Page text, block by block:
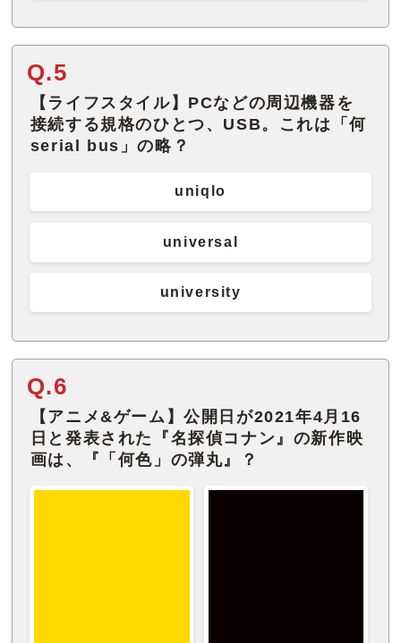
Q.5
【ライフスタイル】PCなどの周辺機器を
接続する規格のひとつ、USB。これは「何
serial bus」の略？
uniqlo
universal
university
Q.6
【アニメ&ゲーム】公開日が2021年4月16
日と発表された『名探偵コナン』の新作映
画は、『「何色」の弾丸』？